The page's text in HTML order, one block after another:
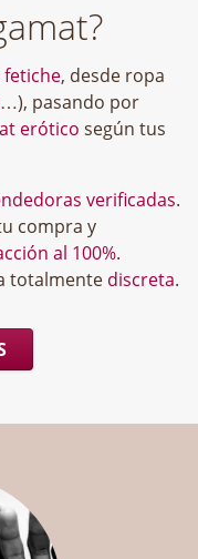
, desde ropa
…), pasando por
erótico según tus
verificadas.
compra y
al 100%.
totalmente discreta.